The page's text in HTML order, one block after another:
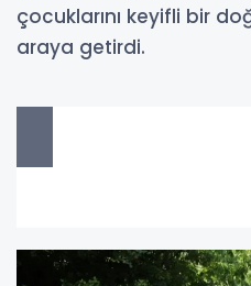
çocuklarını keyifli bir
araya getirdi.